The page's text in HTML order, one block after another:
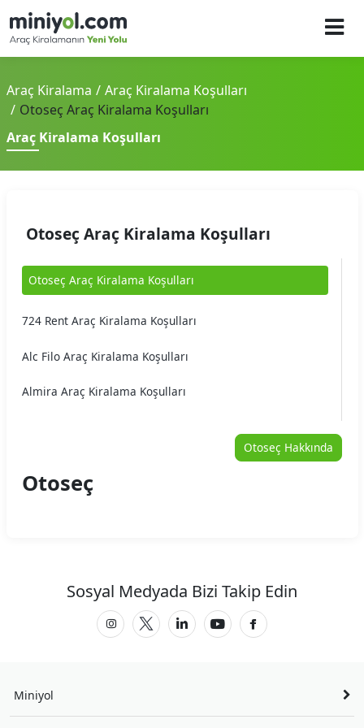
Araç Kiralama
Araç Kiralama Koşulları
Otoseç Araç Kiralama Koşulları
Araç Kiralama Koşulları
Otoseç Araç Kiralama Koşulları
Otoseç Araç Kiralama Koşulları
724 Rent Araç Kiralama Koşulları
Alc Filo Araç Kiralama Koşulları
Almira Araç Kiralama Koşulları
Auto Home Araç Kiralama Koşulları
Avec Araç Kiralama Koşulları
Aytaşlar Araç Kiralama Koşulları
BRK Car Rental Araç Kiralama Koşulları
Otoseç Hakkında
Otoseç
Sosyal Medyada Bizi Takip Edin
Miniyol